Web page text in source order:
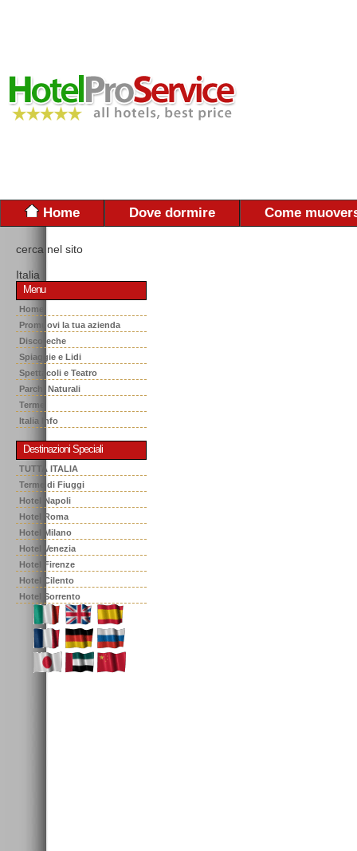
Home Dove dormire Come
cerca nel sito
Italia
Menu
Home
Promuovi la tua azienda
Discoteche
Spiaggie e Lidi
Spettacoli e Teatro
Parchi Naturali
Terme
Italia Info
Destinazioni Speciali
TUTTA ITALIA
Terme di Fiuggi
Hotel Napoli
Hotel Roma
Hotel Milano
Hotel Venezia
Hotel Firenze
Hotel Cilento
Hotel Sorrento